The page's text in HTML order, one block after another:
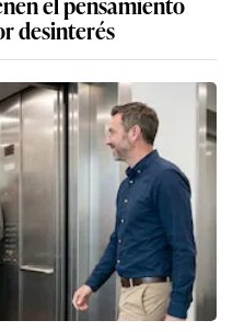
desinterés